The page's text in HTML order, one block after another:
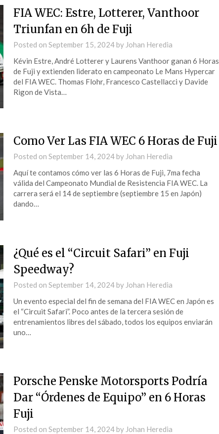
FIA WEC: Estre, Lotterer, Vanthoor
Triunfan en 6h de Fuji
Posted on September 15, 2024by Johan Heredia
Kévin Estre, André Lotterer y Laurens Vanthoor ganan 6 Horas
de Fuji y extienden liderato en campeonato Le Mans Hypercar
del FIA WEC. Thomas Flohr, Francesco Castellacci y Davide
Rigon de Vista…
Como Ver Las FIA WEC 6 Horas de Fuji
Posted on September 14, 2024by Johan Heredia
Aquí te contamos cómo ver las 6 Horas de Fuji, 7ma fecha
válida del Campeonato Mundial de Resistencia FIA WEC. La
carrera será el 14 de septiembre (septiembre 15 en Japón)
dando…
¿Qué es el “Circuit Safari” en Fuji
Speedway?
Posted on September 14, 2024by Johan Heredia
Un evento especial del fin de semana del FIA WEC en Japón es
el “Circuit Safari”. Poco antes de la tercera sesión de
entrenamientos libres del sábado, todos los equipos enviarán
uno…
Porsche Penske Motorsports Podría
Dar “Órdenes de Equipo” en 6 Horas
Fuji
Posted on September 14, 2024by Johan Heredia